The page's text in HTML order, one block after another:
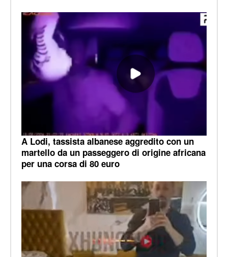
A Lodi, tassista albanese aggredito con un
martello da un passeggero di origine africana
per una corsa di 80 euro